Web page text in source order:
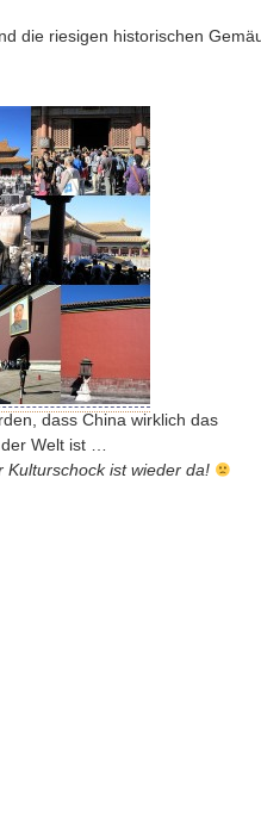
die riesigen historischen
dass China wirklich das
Welt ist …
ist wieder da!